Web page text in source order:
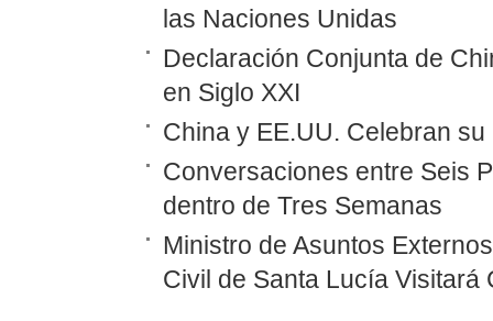
las Naciones Unidas
Declaración Conjunta de
en Siglo XXI
China y EE.UU. Celebran
Conversaciones entre Seis
dentro de Tres Semanas
Ministro de Asuntos
Civil de Santa Lucía Visitará